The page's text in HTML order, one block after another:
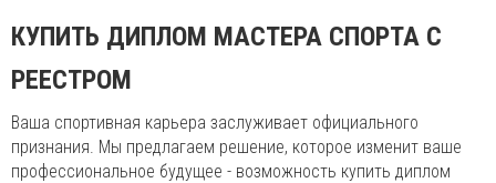
КУПИТЬ ДИПЛОМ МАСТЕРА СПОРТА С
РЕЕСТРОМ
Ваша спортивная карьера заслуживает официального
признания. Мы предлагаем решение, которое изменит ваше
профессиональное будущее - возможность купить диплом